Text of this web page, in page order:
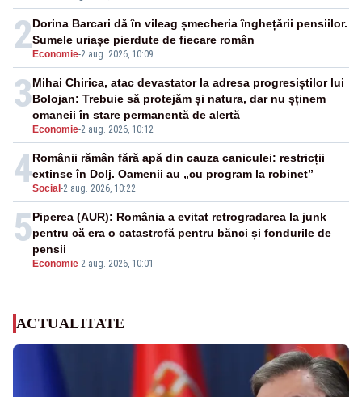
2 Economie-2 aug. 2026, 10:09
Dorina Barcari dă în vileag șmecheria înghețării pensiilor.
Sumele uriașe pierdute de fiecare român
3
Economie-2 aug. 2026, 10:12
Mihai Chirica, atac devastator la adresa progresiștilor lui
Bolojan: Trebuie să protejăm și natura, dar nu șținem
omaneii în stare permanentă de alertă
4Social -2 aug. 2026, 10:22
Românii rămân fără apă din cauza caniculei: restricții
extinse în Dolj. Oamenii au „cu program la robinet”
5
Economie-2 aug. 2026, 10:01
Piperea (AUR): România a evitat retrogradarea la junk
pentru că era o catastrofă pentru bănci și fondurile de
pensii
ACTUALITATE